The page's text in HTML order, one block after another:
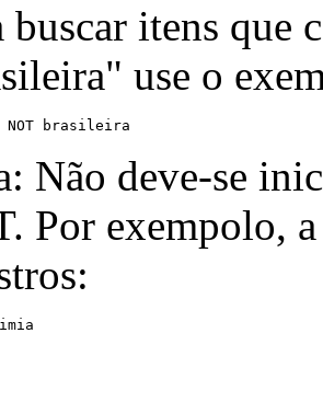
buscar itens que
use o
NOT brasileira
Não deve-se
Por exempolo,